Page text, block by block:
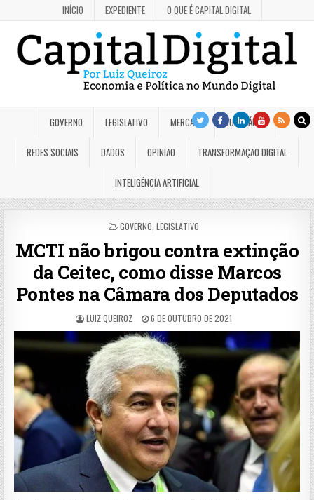
INÍCIO EXPEDIENTE O QUE É CAPITAL DIGITAL
GOVERNO LEGISLATIVO MERCADO JUDICIÁRIO
REDES SOCIAIS DADOS OPINIÃO TRANSFORMAÇÃO DIGITAL
INTELIGÊNCIA ARTIFICIAL
POSTED
GOVERNO LEGISLATIVO
MCTI não brigou contra extinção
da Ceitec, como disse Marcos
Pontes na Câmara dos Deputados
LUIZ QUEIROZ 6 DE OUTUBRO DE 2021